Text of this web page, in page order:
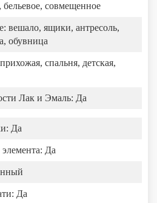
бельевое, совмещенное
вешало, ящики, антресоль,
обувница
спальня, детская,
Лак и Эмаль: Да
Да
Да
Да